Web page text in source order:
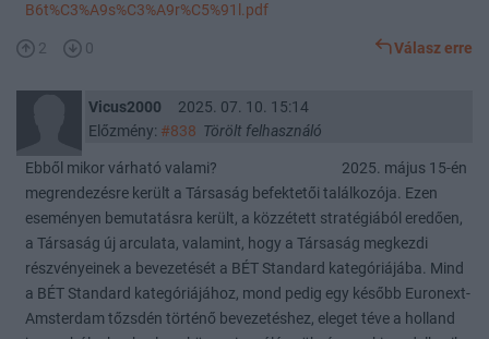
B6t%C3%A9s%C3%A9r%C5%91l.pdf
2 0 Válasz erre
Vicus2000
2025. 07. 10. 15:14
Előzmény: #838 Törölt felhasználó
Ebből mikor várható valami? 2025. május 15-én
megrendezésre került a Társaság befektetői találkozója. Ezen
eseményen bemutatásra került, a közzétett stratégiából eredően,
a Társaság új arculata, valamint, hogy a Társaság megkezdi
részvényeinek a bevezetését a BÉT Standard kategóriájába. Mind
a BÉT Standard kategóriájához, mond pedig egy később Euronext-
Amsterdam tőzsdén történő bevezetéshez, eleget téve a holland